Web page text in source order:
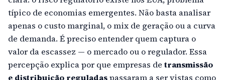
típico de economias emergentes. Não basta analisar
apenas o custo marginal, o mix de geração ou a curva
de demanda. É preciso entender quem captura o
valor da escassez — o mercado ou o regulador. Essa
percepção explica por que empresas de transmissão
e distribuição reguladaspassaram a ser vistas como